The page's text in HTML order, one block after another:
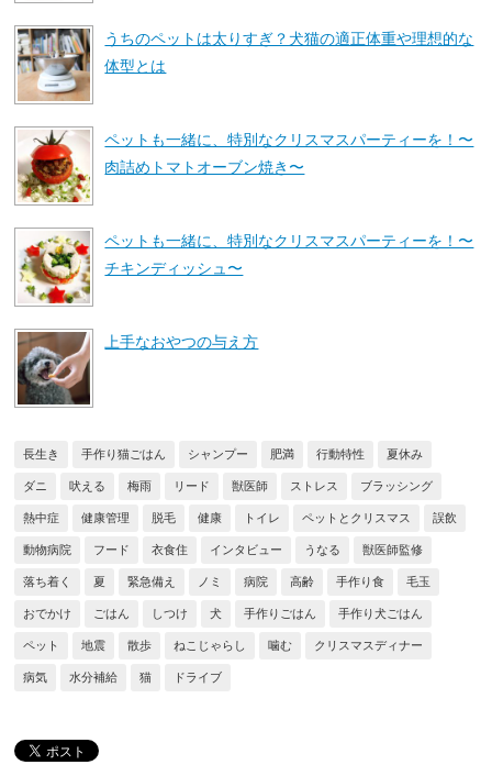
うちのペットは太りすぎ？犬猫の適正体重や理想的な
体型とは
ペットも一緒に、特別なクリスマスパーティーを！〜
肉詰めトマトオーブン焼き〜
ペットも一緒に、特別なクリスマスパーティーを！〜
チキンディッシュ〜
上手なおやつの与え方
長生き 手作り猫ごはん シャンプー 肥満 行動特性 夏休み
ダニ 吠える 梅雨 リード 獣医師 ストレス ブラッシング
熱中症 健康管理 脱毛 健康 トイレ ペットとクリスマス 誤飲
動物病院 フード 衣食住 インタビュー うなる 獣医師監修
落ち着く 夏 緊急備え ノミ 病院 高齢 手作り食 毛玉
おでかけ ごはん しつけ 犬 手作りごはん 手作り犬ごはん
ペット 地震 散歩 ねこじゃらし 噛む クリスマスディナー
病気 水分補給 猫 ドライブ